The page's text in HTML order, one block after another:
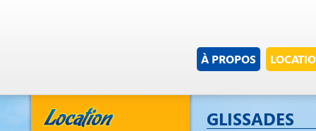
À PROPOS
GLISSADES